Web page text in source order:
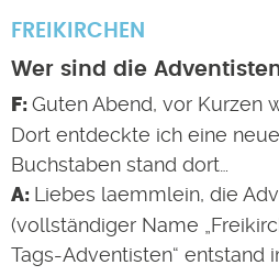
FREIKIRCHEN
Wer sind die
Guten Abend, vor Kurzen
Dort entdeckte ich eine
Buchstaben stand dort…
Liebes laemmlein, die
(vollständiger Name
Tags-Adventisten“ entstand